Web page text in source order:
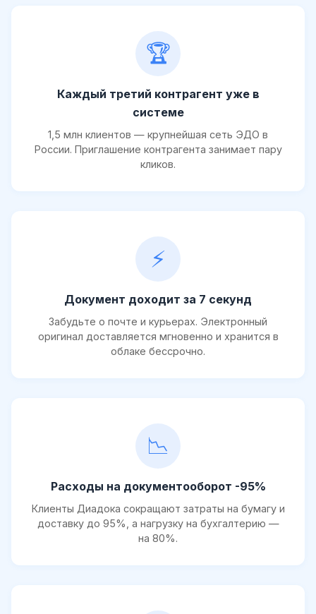
🏆
Каждый третий контрагент уже в
системе
1,5 млн клиентов — крупнейшая сеть ЭДО в
России. Приглашение контрагента занимает пару
кликов.
⚡
Документ доходит за 7 секунд
Забудьте о почте и курьерах. Электронный
оригинал доставляется мгновенно и хранится в
облаке бессрочно.
📉
Расходы на документооборот -95%
Клиенты Диадока сокращают затраты на бумагу и
доставку до 95%, а нагрузку на бухгалтерию —
на 80%.